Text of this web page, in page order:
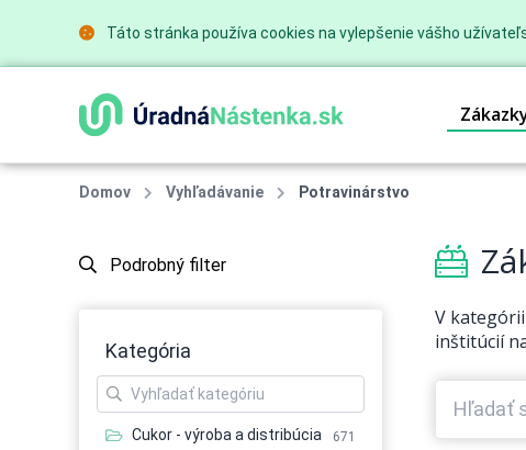
Táto stránka používa cookies na vylepšenie vášho
Domov Vyhľadávanie Potravinárstvo
Podrobný filter
Kategória
Cukor - výroba a distribúcia 671
V
inštitúcií